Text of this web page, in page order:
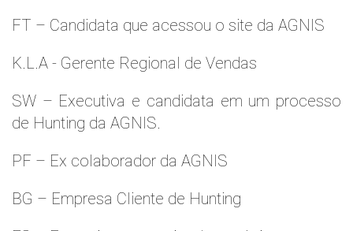
FT – Candidata que acessou o site da AGNIS
K.L.A - Gerente Regional de Vendas
SW – Executiva e candidata em um processo
de Hunting da AGNIS.
PF – Ex colaborador da AGNIS
BG – Empresa Cliente de Hunting